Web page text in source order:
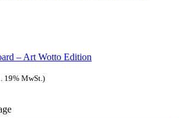
– Art Wotto Edition
€.
19% MwSt.)